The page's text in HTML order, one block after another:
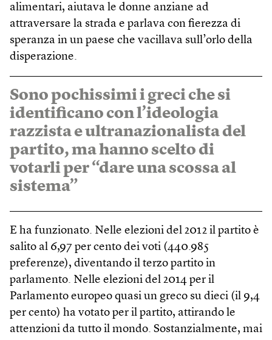
alimentari, aiutava le donne anziane ad
attraversare la strada e parlava con fierezza di
speranza in un paese che vacillava sull’orlo della
disperazione.
Sono pochissimi i greci che si
identificano con l’ideologia
razzista e ultranazionalista del
partito, ma hanno scelto di
votarli per “dare una scossa al
sistema”
E ha funzionato. Nelle elezioni del 2012 il partito è
salito al 6,97 per cento dei voti (440.985
preferenze), diventando il terzo partito in
parlamento. Nelle elezioni del 2014 per il
Parlamento europeo quasi un greco su dieci (il 9,4
per cento) ha votato per il partito, attirando le
attenzioni da tutto il mondo. Sostanzialmente, mai